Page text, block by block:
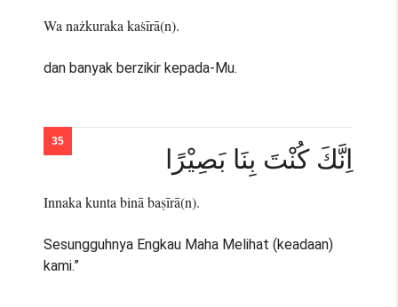
Wa nażkuraka kaṡīrā(n).
dan banyak berzikir kepada-Mu.
اِنَّكَ كُنْتَ بِنَا بَصِيْرًا
Innaka kunta binā baṣīrā(n).
Sesungguhnya Engkau Maha Melihat (keadaan)
kami.”